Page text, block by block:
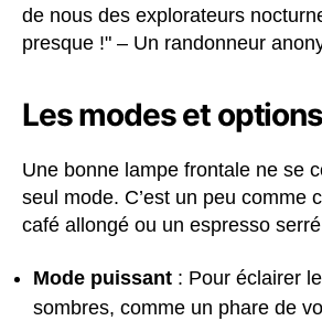
de nous des explorateurs
presque !" – Un randonneur
Les modes et options
Une bonne lampe frontale ne se
seul mode. C’est un peu comme
café allongé ou un espresso
Mode puissant : Pour éclairer
sombres, comme un phare de